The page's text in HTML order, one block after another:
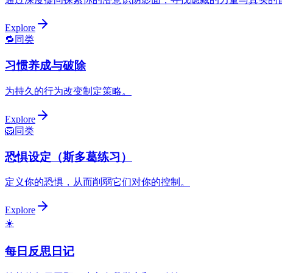
Explore
🔁 同类
习惯养成与破除
为持久的行为改变制定策略。
Explore
🦁同类
恐惧设定（斯多葛练习）
定义你的恐惧，从而削弱它们对你的控制。
Explore
☀️
每日反思日记